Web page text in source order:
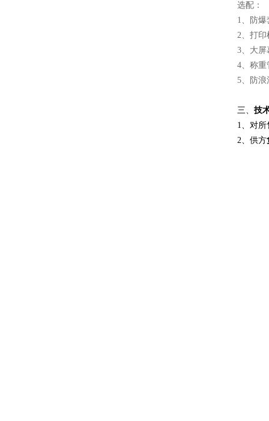
选配
1、防
2、打印
3、大屏
4、称重
5、防浪
三、 技
1、对所
2、供方